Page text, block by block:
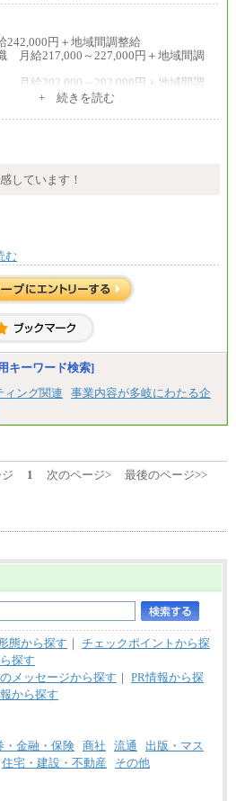
円＋地域間調整給
月給217,000～227,000円＋地域間調
給202,000～202,000円＋地域間調
～235,000円
ャリアサイトよりご確認ください。
～230,000円＋地域間調整給
ャリアサイトよりご確認ください。
ュニケーションデザイン
円
当：20,000円（一律支給）※みなし
業時間は10.43時間。
時間外手当等を支給。
ト職 月給188,000円
グローバルマーケティング＆トラベル
ャリアサイトよりご確認ください。
～225,000円＋地域間調整給
月給185,000円＋地域間調整給
ャリアサイトよりご確認ください。
ータサービス ※2027年新卒募集終了
～194,000円＋地域手当
ャリアサイトよりご確認ください。
イノベーション(株)
～242,600円＋地域手当
ャリアサイトよりご確認ください。
ネストランスフォーム
月給185,000～195,000円
ャリアサイトよりご確認ください。
+ 続きを読む
しています！
む
キーワード検索]
ィング関連
事業内容が多岐にわたる企
1 次のページ> 最後のページ>>
態から探す ｜ チェックポイントから探
探す
メッセージから探す ｜ PR情報から探
から探す
・金融・保険 商社 流通
出版・マス
住宅・建設・不動産 その他